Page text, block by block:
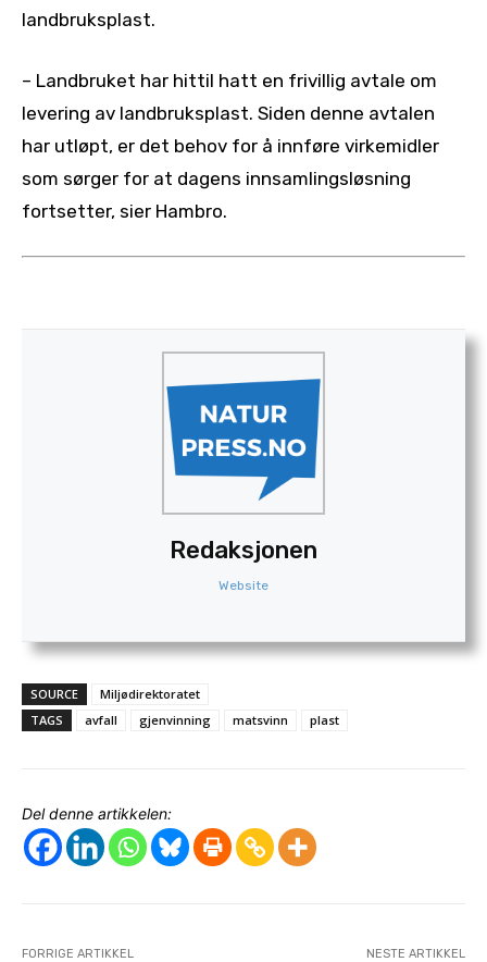
landbruksplast.
– Landbruket har hittil hatt en frivillig avtale om
levering av landbruksplast. Siden denne avtalen
har utløpt, er det behov for å innføre virkemidler
som sørger for at dagens innsamlingsløsning
fortsetter, sier Hambro.
Redaksjonen
Website
SOURCE
Miljødirektoratet
TAGS
avfall gjenvinning matsvinn plast
Del denne artikkelen:
FORRIGE ARTIKKEL NESTE ARTIKKEL